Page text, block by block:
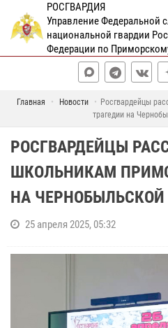
РОСГВАРДИЯ
Управление Федеральной
национальной гвардии
Федерации по
Главная Новости
Росгвардейцы
трагедии на
РОСГВАРДЕЙЦЫ
ШКОЛЬНИКАМ
НА ЧЕРНОБЫЛЬСКОЙ
25 апреля 2025, 05:32